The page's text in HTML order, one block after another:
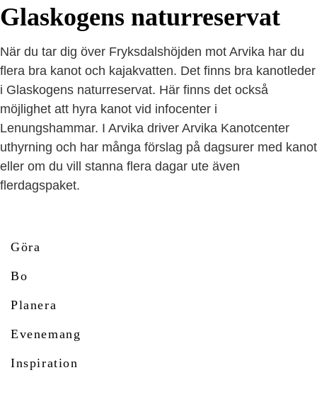
Glaskogens naturreservat
När du tar dig över Fryksdalshöjden mot Arvika har du
flera bra kanot och kajakvatten. Det finns bra kanotleder
i Glaskogens naturreservat. Här finns det också
möjlighet att hyra kanot vid infocenter i
Lenungshammar. I Arvika driver Arvika Kanotcenter
uthyrning och har många förslag på dagsurer med kanot
eller om du vill stanna flera dagar ute även
flerdagspaket.
Göra
Bo
Planera
Evenemang
Inspiration